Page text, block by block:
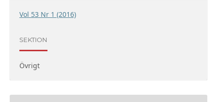
Vol 53 Nr 1 (2016)
SEKTION
Övrigt